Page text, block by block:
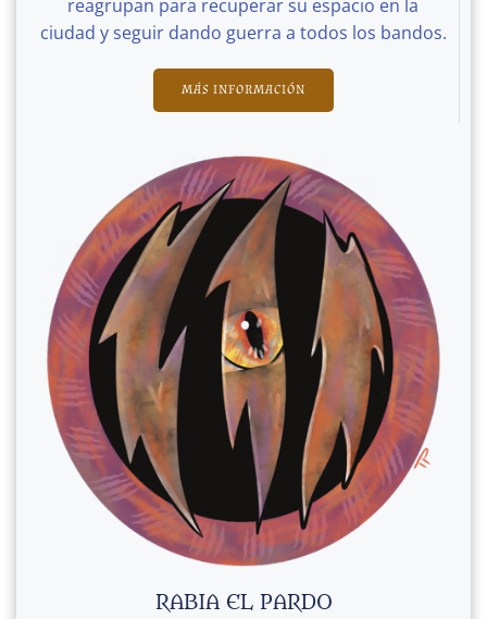
reagrupan para recuperar su espacio en la
ciudad y seguir dando guerra a todos los bandos.
MÁS INFORMACIÓN
RABIA EL PARDO